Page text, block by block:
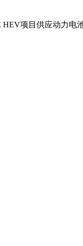
项目供应动力电